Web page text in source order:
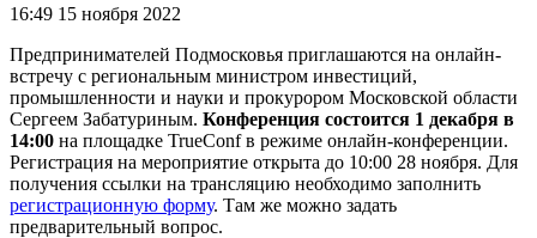
16:49 15 ноября 2022
Предпринимателей Подмосковья приглашаются на онлайн-
встречу с региональным министром инвестиций,
промышленности и науки и прокурором Московской области
Сергеем Забатуриным. Конференция состоится 1 декабря в
14:00 на площадке TrueConf в режиме онлайн-конференции.
Регистрация на мероприятие открыта до 10:00 28 ноября. Для
получения ссылки на трансляцию необходимо заполнить
регистрационную форму. Там же можно задать
предварительный вопрос.